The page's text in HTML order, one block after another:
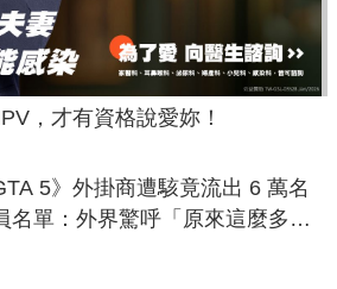
，才有資格說愛妳！
5》外掛商遭駭竟流出 6 萬名
名單：外界驚呼「原來這麼多人